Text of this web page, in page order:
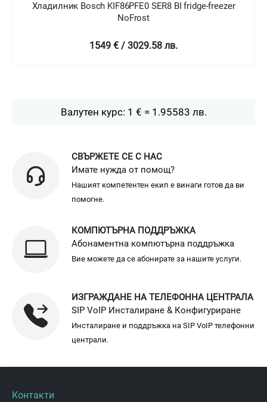
Хладилник Bosch KIN86AFF0 SER6 BI fridge-freezer
NoFrost
2399 € / 4692.04 лв.
Валутен курс: 1 € = 1.95583 лв.
СВЪРЖЕТЕ СЕ С НАС
Имате нужда от помощ?
Нашият компетентен екип е винаги готов да ви
помогне.
КОМПЮТЪРНА ПОДДРЪЖКА
Абонаментна компютърна поддръжка
Вие можете да се абонирате за нашите услуги.
ИЗГРАЖДАНЕ НА ТЕЛЕФОННА ЦЕНТРАЛА
SIP VoIP Инсталиране & Конфигуриране
Инсталиране и поддръжка на SIP VoIP телефонни
централи.
Контакти